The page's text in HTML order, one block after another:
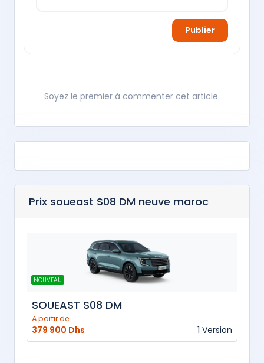
Publier
Soyez le premier à commenter cet article.
Prix soueast S08 DM neuve maroc
NOUVEAU
SOUEAST S08 DM
À partir de
379 900 Dhs 1 Version